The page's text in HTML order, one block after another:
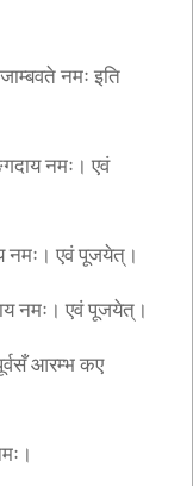
नमः इति
नमः। एवं
नमः। एवं पूजयेत्।
नमः। एवं पूजयेत्।
आरम्भ कए